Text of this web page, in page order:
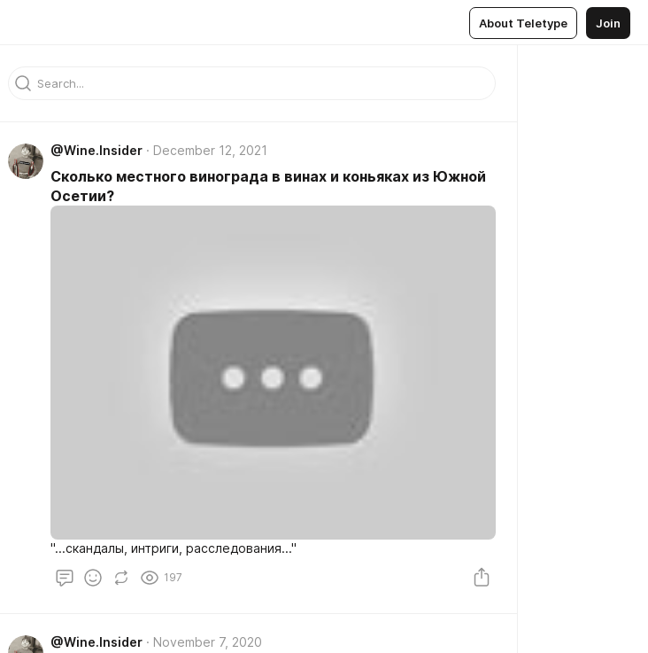
About Teletype Join
@Wine.Insider December 12, 2021
Сколько местного винограда в винах и коньяках из Южной
Осетии?
"...скандалы, интриги, расследования..."
197
@Wine.Insider November 7, 2020